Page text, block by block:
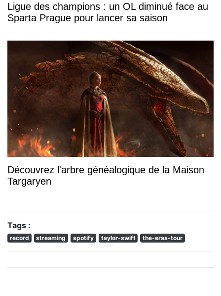
Ligue des champions : un OL diminué face au
Sparta Prague pour lancer sa saison
Découvrez l'arbre généalogique de la Maison
Targaryen
Tags :
record streaming spotify taylor-swift the-eras-tour